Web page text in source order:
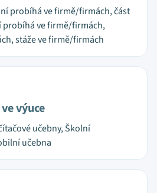
probíhá ve firmě/firmách, část
probíhá ve firmě/firmách,
stáže ve firmě/firmách
výuce
učebny, Školní
učebna